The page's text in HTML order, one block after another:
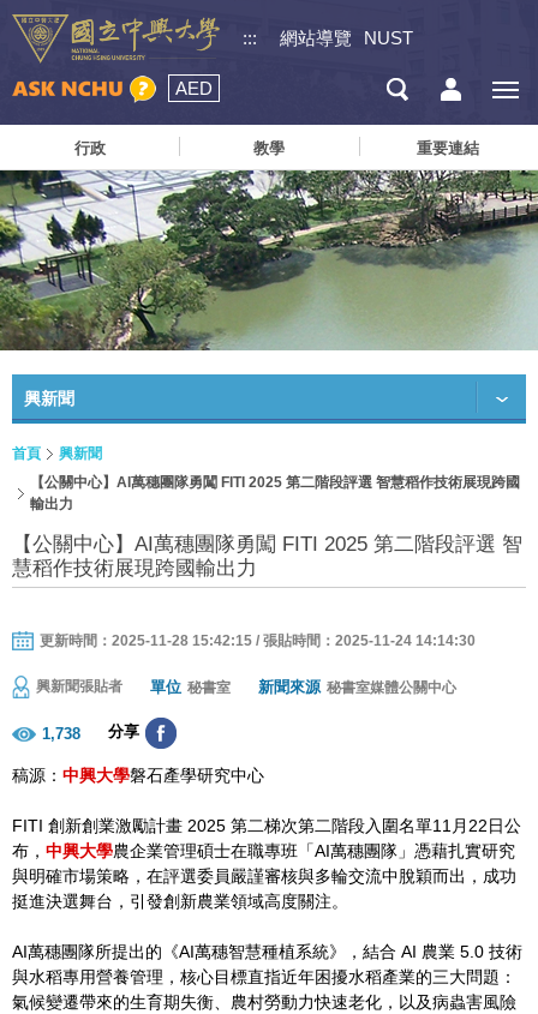
::: 網站導覽 NUST
AED
行政 教學 重要連結
興新聞
首頁
興新聞
【公關中心】AI萬穗團隊勇闖 FITI 2025 第二階段評選 智慧稻作技術展現跨國
輸出力
【公關中心】AI萬穗團隊勇闖 FITI 2025 第二階段評選 智
慧稻作技術展現跨國輸出力
更新時間：2025-11-28 15:42:15 / 張貼時間：2025-11-24 14:14:30
興新聞張貼者 單位 秘書室 新聞來源 秘書室媒體公關中心
1,738 分享
稿源： 中興大學磐石產學研究中心
FITI 創新創業激勵計畫 2025 第二梯次第二階段入圍名單11月22日公
布， 中興大學農企業管理碩士在職專班「AI萬穗團隊」憑藉扎實研究
與明確市場策略，在評選委員嚴謹審核與多輪交流中脫穎而出，成功
挺進決選舞台，引發創新農業領域高度關注。
AI萬穗團隊所提出的《AI萬穗智慧種植系統》，結合 AI 農業 5.0 技術
與水稻專用營養管理，核心目標直指近年困擾水稻產業的三大問題：
氣候變遷帶來的生育期失衡、農村勞動力快速老化，以及病蟲害風險